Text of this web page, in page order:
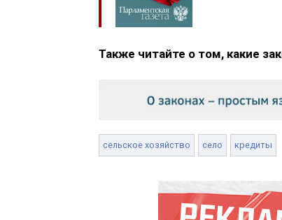
Также читайте о том, какие
сельское хозяйство село кредиты